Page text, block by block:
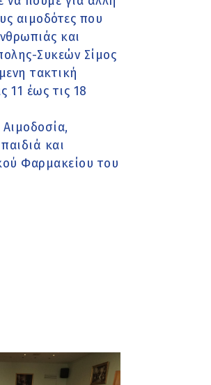
αιμοδότες που
και
Συκεών Σίμος
τακτική
11 έως τις 18
και
Φαρμακείου του